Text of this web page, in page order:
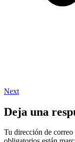
Next
Deja una
Tu dirección de